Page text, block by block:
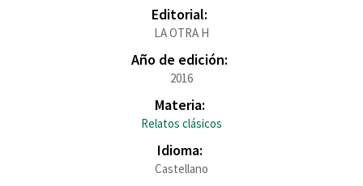
Editorial:
LA OTRA H
Año de edición:
2016
Materia:
Relatos clásicos
Idioma:
Castellano